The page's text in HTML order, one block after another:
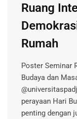
Ruang
Rumah
Poster Seminar
Budaya dan
perayaan Hari
penting dengan